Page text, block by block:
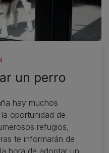
un perro
hay muchos
oportunidad de
refugios,
te informarán de
hora de adoptar un